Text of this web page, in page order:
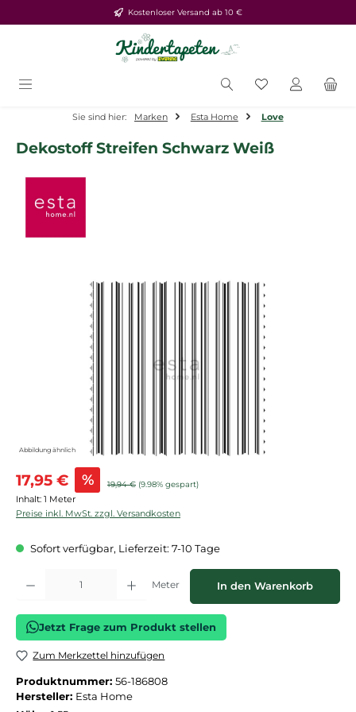
Zum Hauptinhalt springenKostenloser Versand ab 10 €
Du hast 0
Sie sind hier: Marken Esta Home Love
Dekostoff Streifen Schwarz Weiß
Bildergalerie überspringen
Abbildung ähnlich
Verkaufspreis:
17,95 € % Regulärer Preis:
19,94 € (9.98% gespart)
Inhalt: 1 Meter
Preise inkl. MwSt. zzgl. Versandkosten
Sofort verfügbar, Lieferzeit: 7-10 Tage
Produkt Anzahl: Gib den gewünschten Wert ein oder benutze die
Meter In den Warenkorb
Jetzt Frage zum Produkt stellen
Zum Merkzettel hinzufügen
Produktnummer: 56-186808
Hersteller: Esta Home